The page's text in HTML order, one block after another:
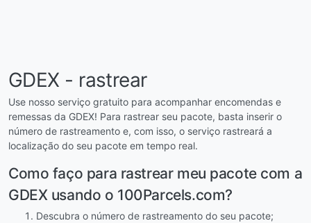
GDEX - rastrear
Use nosso serviço gratuito para acompanhar encomendas e
remessas da GDEX! Para rastrear seu pacote, basta inserir o
número de rastreamento e, com isso, o serviço rastreará a
localização do seu pacote em tempo real.
Como faço para rastrear meu pacote com a
GDEX usando o 100Parcels.com?
Descubra o número de rastreamento do seu pacote;